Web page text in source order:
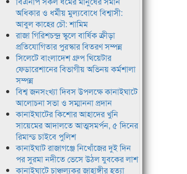
অধিকার ও ধর্মীয় মুল্যবোধে বিশ্বাসী:
আবুল কাহের চৌ: শামিম
রাজা গিরিশচন্দ্র স্কুলে বার্ষিক ক্রীড়া
প্রতিযোগিতার পুরস্কার বিতরণ সম্পন্ন
সিলেটে বাংলাদেশ গ্রুপ থিয়েটার
ফেডারেশানের বিভাগীয় অভিনয় কর্মশালা
সম্পন্ন
বিশ্ব জনসংখ্যা দিবস উপলক্ষে কানাইঘাটে
আলোচনা সভা ও সম্মাননা প্রদান
কানাইঘাটের কিশোর আহাদের খুনি
সায়েমের আদালতে আত্মসমর্পন, ৫ দিনের
রিমান্ড চাইবে পুলিশ
কানাইঘাট রাজাগঞ্জে নিখোঁজের দুই দিন
পর সুরমা নদীতে ভেসে উঠল যুবকের লাশ
কানাইঘাটে চাঞ্চল্যকর জাহাঙ্গীর হত্যা